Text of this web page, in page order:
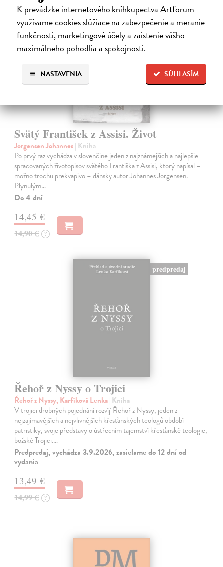
K prevádzke internetového kníhkupectva Artforum
využívame cookies slúžiace na zabezpečenie a meranie
funkčnosti, marketingové účely a zaistenie vášho
maximálneho pohodlia a spokojnosti.
SÚHLASÍM
NASTAVENIA
Svätý František z Assisi. Život
Jorgensen Johannes| Kniha
Po prvý raz vychádza v slovenčine jeden z najznámejších a najlepšie
spracovaných životopisov svätého Františka z Assisi, ktorý napísal –
možno trochu prekvapivo – dánsky autor Johannes Jorgensen.
Plynulým…
Do 4 dní
14,45 €
14,90 € ?
predpredaj
Řehoř z Nyssy o Trojici
Řehoř z Nyssy, Karfíková Lenka| Kniha
V trojici drobných pojednání rozvíjí Řehoř z Nyssy, jeden z
nejzajímavějších a nejvlivnějších křesťanských teologů období
patristiky, svoje představy o ústředním tajemství křesťanské teologie,
božské Trojici.…
Predpredaj, vychádza 3.9.2026, zasielame do 12 dní od
vydania
13,49 €
14,99 € ?